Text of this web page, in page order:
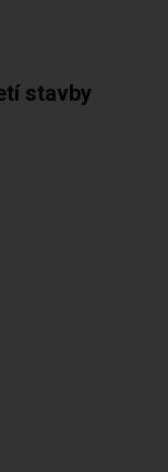
stavby